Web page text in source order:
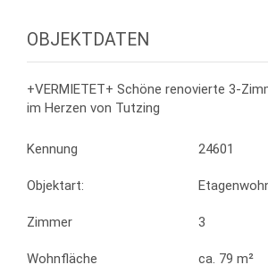
OBJEKTDATEN
+VERMIETET+ Schöne renovierte 3-
im Herzen von Tutzing
Kennung 24601
Objektart:
Zimmer 3
Wohnfläche ca. 79 m²